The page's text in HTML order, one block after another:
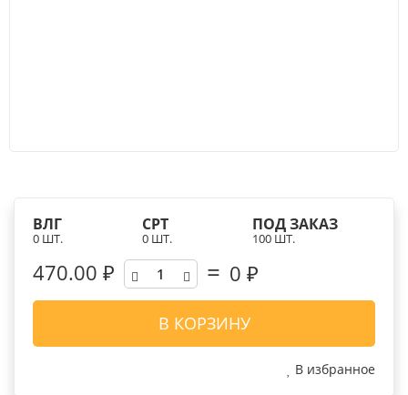
ВЛГ
0 ШТ.
СРТ
0 ШТ.
ПОД ЗАКАЗ
100 ШТ.
470.00 ₽ 0 ₽
В КОРЗИНУ
В избранное